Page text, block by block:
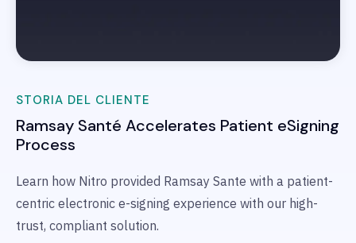
STORIA DEL CLIENTE
Ramsay Santé Accelerates Patient eSigning
Process
Learn how Nitro provided Ramsay Sante with a patient-
centric electronic e-signing experience with our high-
trust, compliant solution.